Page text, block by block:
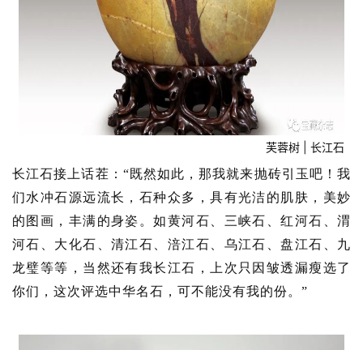
系
我
们
注册
芙蓉树 | 长江石
长江石接上话茬：“既然如此，那我就来抛砖引玉吧！我
们水冲石源远流长，石种众多，具有光洁的肌肤，美妙
的图画，丰满的身姿。如黄河石、三峡石、红河石、渭
河石、大化石、清江石、涪江石、乌江石、盘江石、九
龙璧等等，当然还有我长江石，上次只因皱透漏瘦选了
你们，这次评选中华名石，可不能没有我的份。”